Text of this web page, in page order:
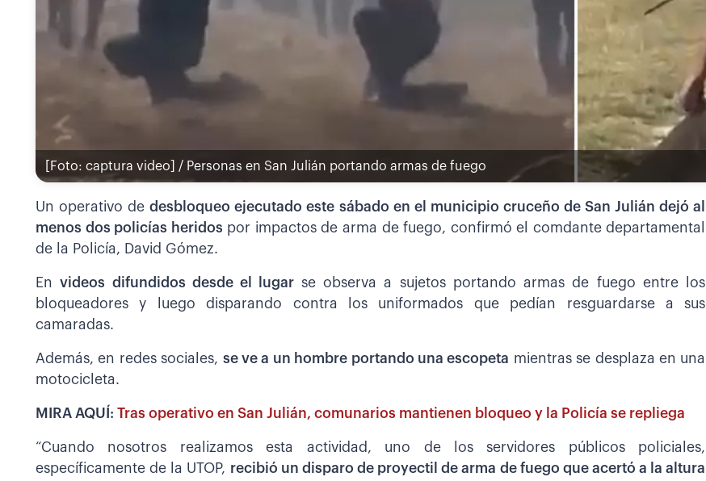
[Foto: captura video] / Personas en San Julián portando armas de fuego
Un operativo dedesbloqueo ejecutado este sábado en el municipio cruceño de San Julián dejó al
menos dos policías heridos por impactos de arma de fuego, confirmó el comdante departamental
de la Policía, David Gómez.
Envideos difundidos desde el lugar se observa a sujetos portando armas de fuego entre los
bloqueadores y luego disparando contra los uniformados que pedían resguardarse a sus
camaradas.
Además, en redes sociales, se ve a un hombre portando una escopeta mientras se desplaza en una
motocicleta.
MIRA AQUÍ: Tras operativo en San Julián, comunarios mantienen bloqueo y la Policía se repliega
“Cuando nosotros realizamos esta actividad, uno de los servidores públicos policiales,
específicamente de la UTOP, recibió un disparo de proyectil de arma de fuego que acertó a la altura